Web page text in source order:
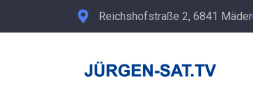
Reichshofstraße 2, 6841 Mäder